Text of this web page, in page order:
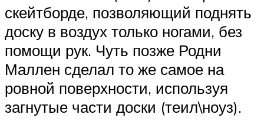
скейтборде, позволяющий поднять
доску в воздух только ногами, без
помощи рук. Чуть позже Родни
Маллен сделал то же самое на
ровной поверхности, используя
загнутые части доски (теил\ноуз).